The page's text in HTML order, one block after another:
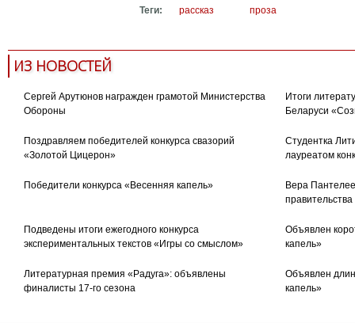
Теги: рассказ проза
ИЗ НОВОСТЕЙ
Сергей Арутюнов награжден грамотой Министерства
Обороны
Итоги
Беларуси
Поздравляем победителей конкурса свазорий
«Золотой Цицерон»
Студентка
лауреатом
Победители конкурса «Весенняя капель»
Вера
Подведены итоги ежегодного конкурса
экспериментальных текстов «Игры со смыслом»
Объявлен
капель»
Литературная премия «Радуга»: объявлены
финалисты 17-го сезона
Объявлен
капель»